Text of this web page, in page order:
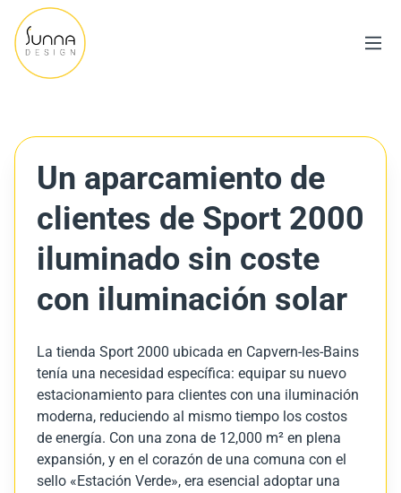
Un aparcamiento de
clientes de Sport 2000
iluminado sin coste
con iluminación solar
La tienda Sport 2000 ubicada en Capvern-les-Bains
tenía una necesidad específica: equipar su nuevo
estacionamiento para clientes con una iluminación
moderna, reduciendo al mismo tiempo los costos
de energía. Con una zona de 12,000 m² en plena
expansión, y en el corazón de una comuna con el
sello «Estación Verde», era esencial adoptar una